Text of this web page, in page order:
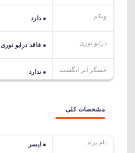
وبکم دارد
درایو نوری فاقد درایو نوری
حسگر اثر انگشت ندارد
مشخصات کلی
نام برند ایسر